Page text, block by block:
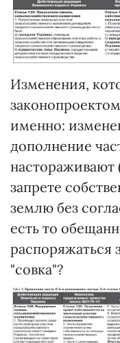
Изменения,
именно:
дополнение
настораживают
запрете
землю без
есть то
распоряжаться
"совка"?